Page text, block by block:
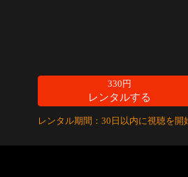
330円
レンタルする
レンタル期間：30日以内に視聴を